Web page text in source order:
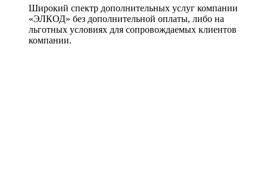
Широкий спектр дополнительных услуг компании
«ЭЛКОД» без дополнительной оплаты, либо на
льготных условиях для сопровождаемых клиентов
компании.